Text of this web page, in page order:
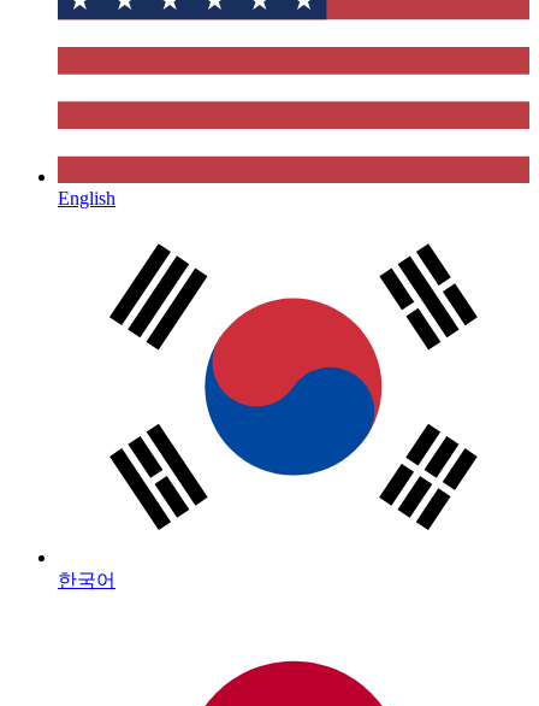
English
한국어